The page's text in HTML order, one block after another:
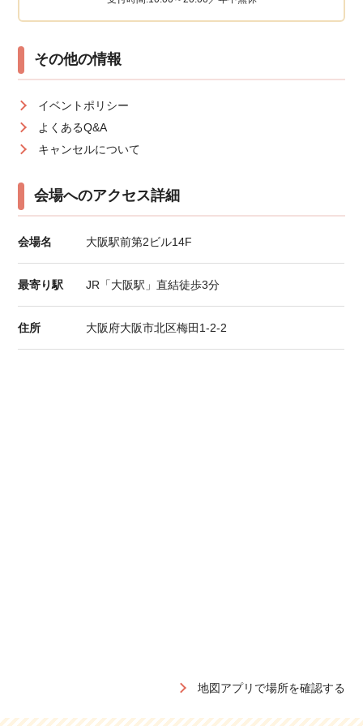
その他の情報
イベントポリシー
よくあるQ&A
キャンセルについて
会場へのアクセス詳細
会場名 大阪駅前第2ビル14F
最寄り駅 JR「大阪駅」直結徒歩3分
住所 大阪府大阪市北区梅田1-2-2
地図アプリで場所を確認する